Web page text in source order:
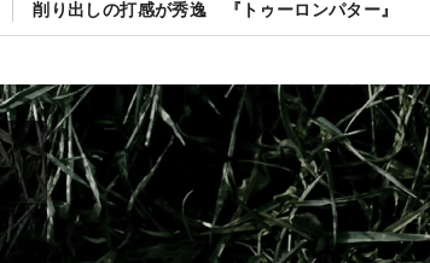
削り出しの打感が秀逸 『トゥーロンパター』